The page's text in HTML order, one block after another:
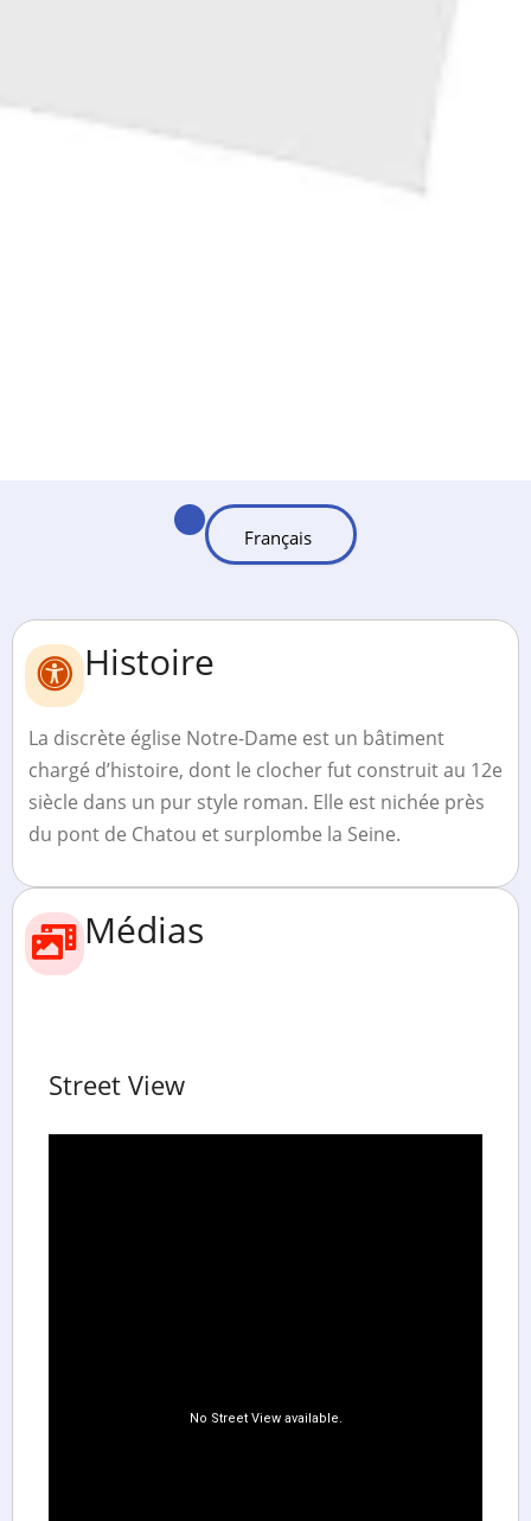
Histoire
La discrète église Notre-Dame est un bâtiment
chargé d’histoire, dont le clocher fut construit au 12e
siècle dans un pur style roman. Elle est nichée près
du pont de Chatou et surplombe la Seine.
Médias
Street View